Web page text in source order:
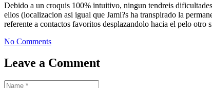
Debido a un croquis 100% intuitivo, ningun tendreis
ellos (localizacion asi­ igual que Jami?s ha transpirado la
referente a contactos favoritos desplazandolo hacia el pelo
No Comments
Leave a Comment